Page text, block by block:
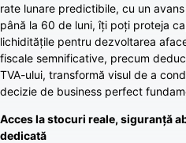
rate lunare predictibile, cu un
până la 60 de luni, îți poți proteja
lichiditățile pentru dezvoltarea
fiscale semnificative, precum
TVA-ului, transformă visul de a
decizie de business perfect
Acces la stocuri reale, siguranță
dedicată